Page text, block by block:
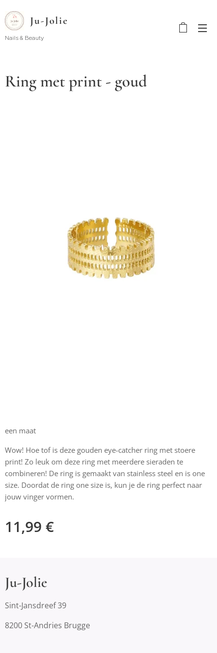
Ju-Jolie
Nails & Beauty
Ring met print - goud
een maat
Wow! Hoe tof is deze gouden eye-catcher ring met stoere
print! Zo leuk om deze ring met meerdere sieraden te
combineren! De ring is gemaakt van stainless steel en is one
size. Doordat de ring one size is, kun je de ring perfect naar
jouw vinger vormen.
11,99 €
Ju-Jolie
Sint-Jansdreef 39
8200 St-Andries Brugge